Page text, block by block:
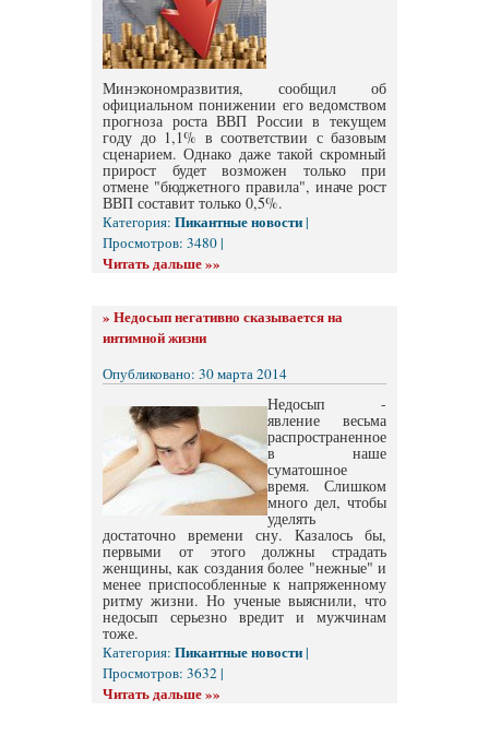
Минэкономразвития, сообщил об
официальном понижении его ведомством
прогноза роста ВВП России в текущем
году до 1,1% в соответствии с базовым
сценарием. Однако даже такой скромный
прирост будет возможен только при
отмене "бюджетного правила", иначе рост
ВВП составит только 0,5%.
Категория: Пикантные новости|
Просмотров: 3480 |
Читать дальше »»
» Недосып негативно сказывается на
интимной жизни
Опубликовано: 30 марта 2014
Недосып -
явление весьма
распространенное
в наше
суматошное
время. Слишком
много дел, чтобы
уделять
достаточно времени сну. Казалось бы,
первыми от этого должны страдать
женщины, как создания более "нежные" и
менее приспособленные к напряженному
ритму жизни. Но ученые выяснили, что
недосып серьезно вредит и мужчинам
тоже.
Категория: Пикантные новости|
Просмотров: 3632 |
Читать дальше »»